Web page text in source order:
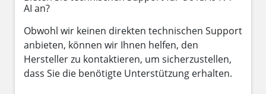
AI an?
Obwohl wir keinen direkten technischen Support
anbieten, können wir Ihnen helfen, den
Hersteller zu kontaktieren, um sicherzustellen,
dass Sie die benötigte Unterstützung erhalten.